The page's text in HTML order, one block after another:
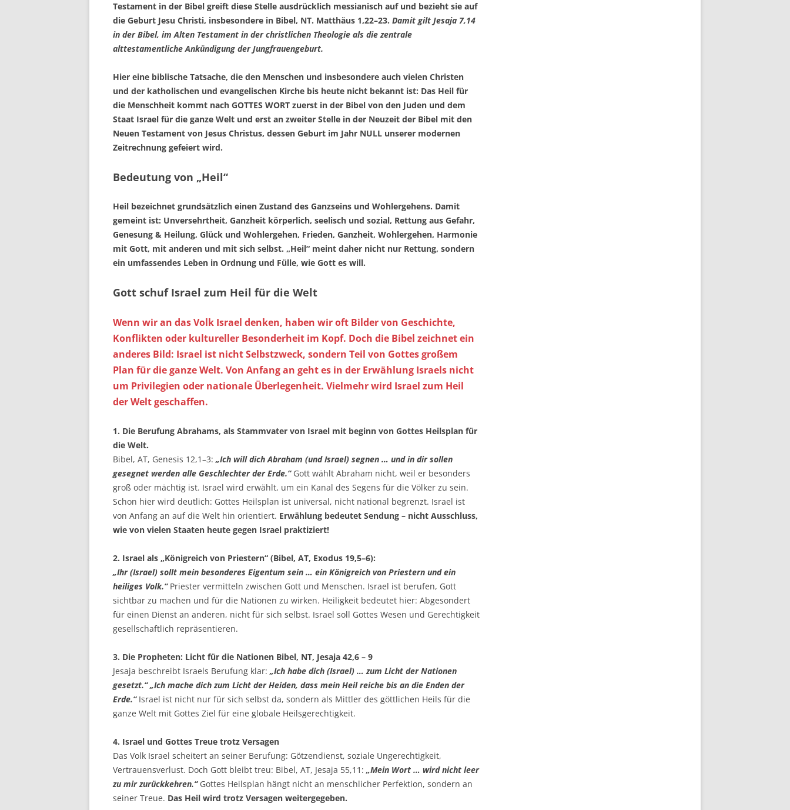
Testament in der Bibel greift diese Stelle ausdrücklich messianisch auf und bezieht sie auf
die Geburt Jesu Christi, insbesondere in Bibel, NT. Matthäus 1,22–23. Damit gilt Jesaja 7,14
in der Bibel, im Alten Testament in der christlichen Theologie als die zentrale
alttestamentliche Ankündigung der Jungfrauengeburt.
Hier eine biblische Tatsache, die den Menschen und insbesondere auch vielen Christen
und der katholischen und evangelischen Kirche bis heute nicht bekannt ist: Das Heil für
die Menschheit kommt nach GOTTES WORT zuerst in der Bibel von den Juden und dem
Staat Israel für die ganze Welt und erst an zweiter Stelle in der Neuzeit der Bibel mit den
Neuen Testament von Jesus Christus, dessen Geburt im Jahr NULL unserer modernen
Zeitrechnung gefeiert wird.
Bedeutung von „Heil“
Heil bezeichnet grundsätzlich einen Zustand des Ganzseins und Wohlergehens. Damit
gemeint ist: Unversehrtheit, Ganzheit körperlich, seelisch und sozial, Rettung aus Gefahr,
Genesung & Heilung, Glück und Wohlergehen, Frieden, Ganzheit, Wohlergehen, Harmonie
mit Gott, mit anderen und mit sich selbst. „Heil“ meint daher nicht nur Rettung, sondern
ein umfassendes Leben in Ordnung und Fülle, wie Gott es will.
Gott schuf Israel zum Heil für die Welt
Wenn wir an das Volk Israel denken, haben wir oft Bilder von Geschichte,
Konflikten oder kultureller Besonderheit im Kopf. Doch die Bibel zeichnet ein
anderes Bild: Israel ist nicht Selbstzweck, sondern Teil von Gottes großem
Plan für die ganze Welt. Von Anfang an geht es in der Erwählung Israels nicht
um Privilegien oder nationale Überlegenheit. Vielmehr wird Israel zum Heil
der Welt geschaffen.
1. Die Berufung Abrahams, als Stammvater von Israel mit beginn von Gottes Heilsplan für
die Welt.
Bibel, AT, Genesis 12,1–3: „Ich will dich Abraham (und Israel) segnen … und in dir sollen
gesegnet werden alle Geschlechter der Erde.“ Gott wählt Abraham nicht, weil er besonders
groß oder mächtig ist. Israel wird erwählt, um ein Kanal des Segens für die Völker zu sein.
Schon hier wird deutlich: Gottes Heilsplan ist universal, nicht national begrenzt. Israel ist
von Anfang an auf die Welt hin orientiert. Erwählung bedeutet Sendung – nicht Ausschluss,
wie von vielen Staaten heute gegen Israel praktiziert!
2. Israel als „Königreich von Priestern“ (Bibel, AT, Exodus 19,5–6):
„Ihr (Israel) sollt mein besonderes Eigentum sein … ein Königreich von Priestern und ein
heiliges Volk.“Priester vermitteln zwischen Gott und Menschen. Israel ist berufen, Gott
sichtbar zu machen und für die Nationen zu wirken. Heiligkeit bedeutet hier: Abgesondert
für einen Dienst an anderen, nicht für sich selbst. Israel soll Gottes Wesen und Gerechtigkeit
gesellschaftlich repräsentieren.
3. Die Propheten: Licht für die Nationen Bibel, NT, Jesaja 42,6 – 9
Jesaja beschreibt Israels Berufung klar: „Ich habe dich (Israel) … zum Licht der Nationen
gesetzt.“ „Ich mache dich zum Licht der Heiden, dass mein Heil reiche bis an die Enden der
Erde.“Israel ist nicht nur für sich selbst da, sondern als Mittler des göttlichen Heils für die
ganze Welt mit Gottes Ziel für eine globale Heilsgerechtigkeit.
4. Israel und Gottes Treue trotz Versagen
Das Volk Israel scheitert an seiner Berufung: Götzendienst, soziale Ungerechtigkeit,
Vertrauensverlust. Doch Gott bleibt treu: Bibel, AT, Jesaja 55,11: „Mein Wort … wird nicht leer
zu mir zurückkehren.“Gottes Heilsplan hängt nicht an menschlicher Perfektion, sondern an
seiner Treue. Das Heil wird trotz Versagen weitergegeben.